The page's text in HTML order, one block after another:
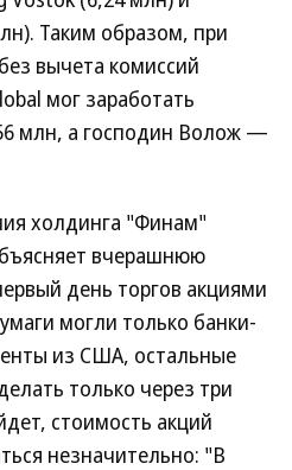
Таким образом, при
вычета комиссий
мог заработать
млн, а господин Волож —
холдинга "Финам"
вчерашнюю
день торгов акциями
могли только банки-
из США, остальные
только через три
стоимость акций
незначительно: "В